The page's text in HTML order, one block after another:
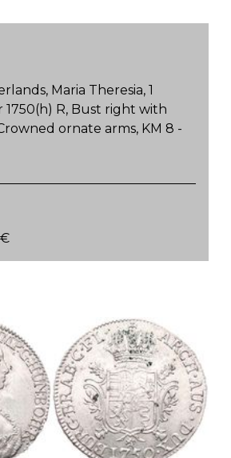
Maria Theresia, 1
1750(h) R, Bust right with
ornate arms, KM 8 -
€